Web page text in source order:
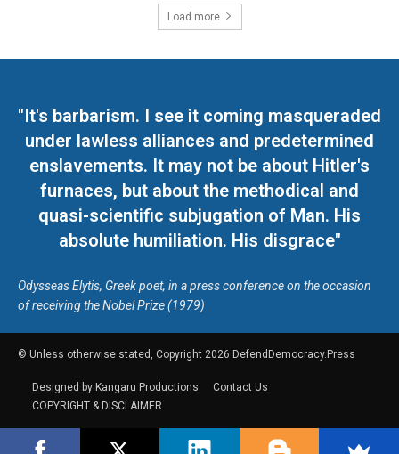
Load more
"It's barbarism. I see it coming masqueraded
under lawless alliances and predetermined
enslavements. It may not be about Hitler's
furnaces, but about the methodical and
quasi-scientific subjugation of Man. His
absolute humiliation. His disgrace"
Odysseas Elytis, Greek poet, in a press conference on the occasion
of receiving the Nobel Prize (1979)
© Unless otherwise stated, Copyright 2026 DefendDemocracy.Press
Designed by Kangaru Productions
Contact Us
COPYRIGHT & DISCLAIMER